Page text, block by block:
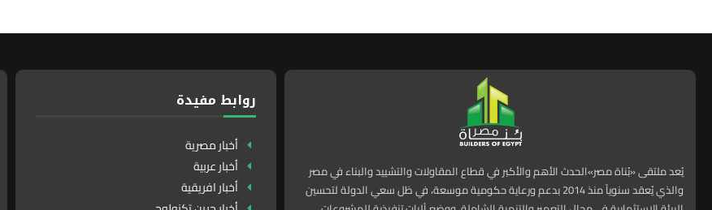
يُعد ملتقى «بُناة مصر»الحدث الأهم والأكبر في قطاع المقاولات والتشييد والبناء في مصر
والذي يُعقد سنوياً منذ 2014 بدعم ورعاية حكومية موسعة، في ظل سعي الدولة لتحسين
روابط مفيدة
أخبار مصرية
أخبار عربية
أخبار افريقية